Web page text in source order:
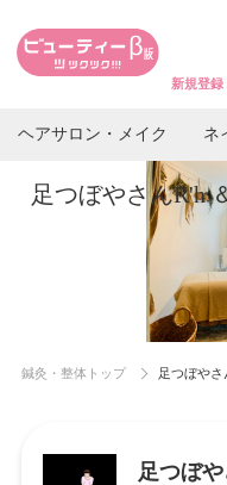
新規登録
ヘアサロン・メイク ネ
足つぼやさんR'h
鍼灸・整体トップ 足つぼやさ
足つぼ